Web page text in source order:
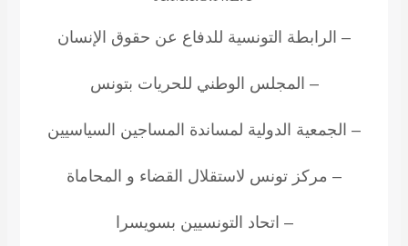
– الرابطة التونسية للدفاع عن حقوق الإنسان
– المجلس الوطني للحريات بتونس
– الجمعية الدولية لمساندة المساجين السياسيين
– مركز تونس لاستقلال القضاء و المحاماة
– اتحاد التونسيين بسويسرا